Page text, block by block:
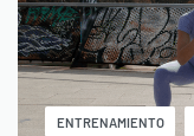
ENTRENAMIENTO